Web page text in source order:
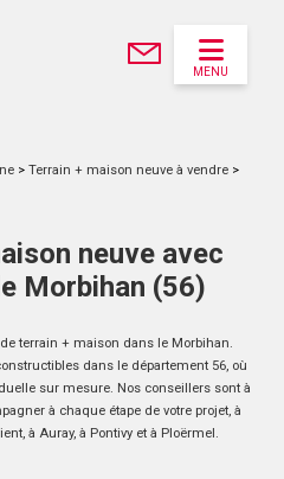
MENU
> Terrain + maison neuve à vendre >
neuve avec
Morbihan (56)
terrain + maison dans le Morbihan.
dans le département 56, où
sur mesure. Nos conseillers sont à
à chaque étape de votre projet, à
à Auray, à Pontivy et à Ploërmel.